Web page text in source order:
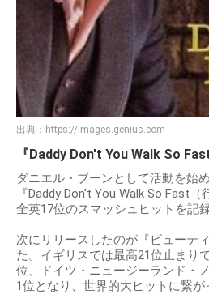
出典： https://images.genius.com
『Daddy Don't You Walk So
ダニエル・ブーンとして活動を始
『Daddy Don't You Walk So Fast（
全英17位のスマッシュヒットを記録
次にリリースしたのが『ビューテ
た。イギリスでは最高21位止まり
位、ドイツ・ニュージーランド・
1位となり、世界的大ヒットに繋が